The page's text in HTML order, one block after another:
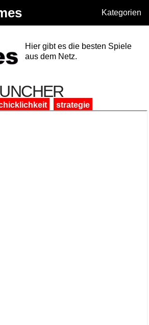
Kategorien
Hier gibt es die besten Spiele
aus dem Netz.
strategie